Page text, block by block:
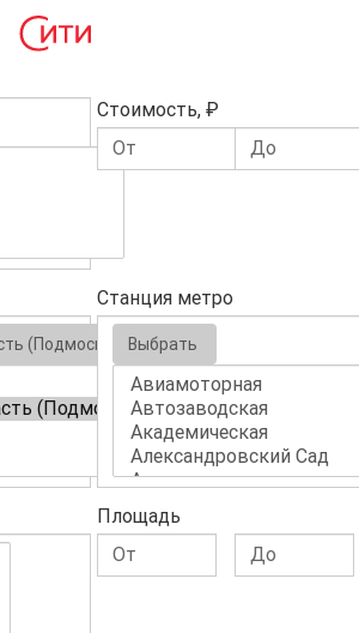
Стоимость, ₽
(Подмосковье)
Станция метро
Выбрать
Площадь